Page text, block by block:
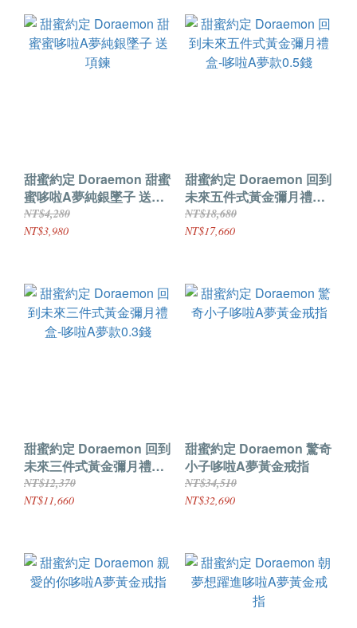
甜蜜約定 Doraemon 甜蜜
蜜哆啦A夢純銀墜子 送項
鍊
NT$4,280
NT$3,980
甜蜜約定 Doraemon 回到
未來五件式黃金彌月禮盒-
哆啦A夢款0.5錢
NT$18,680
NT$17,660
甜蜜約定 Doraemon 回到
未來三件式黃金彌月禮盒-
哆啦A夢款0.3錢
NT$12,370
NT$11,660
甜蜜約定 Doraemon 驚奇
小子哆啦A夢黃金戒指
NT$34,510
NT$32,690